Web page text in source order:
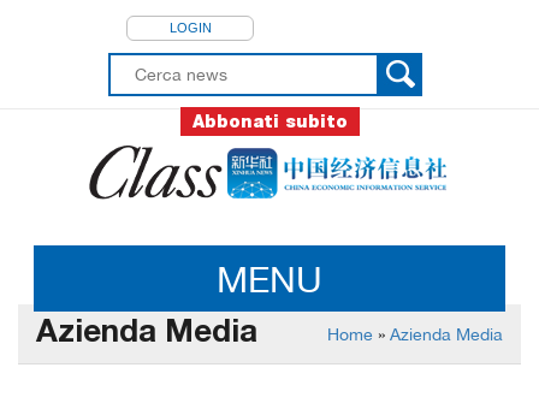
LOGIN
Abbonati subito
MENU
Azienda Media Home » Azienda Media